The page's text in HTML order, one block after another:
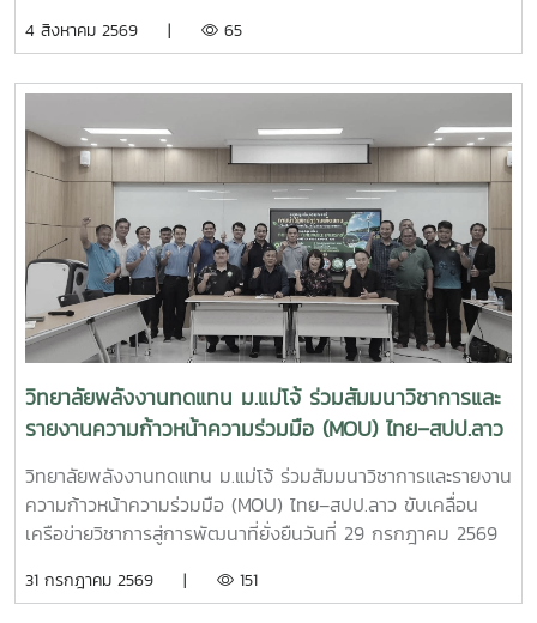
พัฒนาชุมชน การเข้าร่วมประชุมครั้งนี้นับเป็นโอกาสสำคัญในการ
พร้อมแลกเปลี่ยนองค์ความรู้กับเครือข่ายผู้เชี่ยวชาญ ซึ่งสามารถ
นำมาประยุกต์ใช้ในการสนับสนุนพันธกิจของวิทยาลัยพลังงาน
ทดแทน ทั้งด้านการวิจัย การบริการวิชาการ และการถ่ายทอด
เทคโนโลยีสู่ชุมชน เพื่อยกระดับคุณภาพชีวิตของประชาชนและ
สร้างการพัฒนาที่ยั่งยืนวิทยาลัยพลังงานทดแทน มหาวิทยาลัย
แม่โจ้ มุ่งมั่นพัฒนาองค์ความรู้และนวัตกรรมด้านพลังงานและ
เทคโนโลยีที่เหมาะสม เพื่อสร้างผลกระทบเชิงบวกต่อสังคม
ชุมชน และเศรษฐกิจฐานราก พร้อมขับเคลื่อนการพัฒนาประเทศ
สู่ความยั่งยืน
พลังงานทดแทน ร่วมกับ สำนักงานพัฒนาฝีมือแรงงานลำพูน
(Memorandum of Understanding : MOU) ณ ห้องประชุม
รวงผึ้ง ชั้น 5 สำนักงานมหาวิทยาลัย มหาวิทยาลัยแม่โจ้ พิธีลง
นามได้รับเกียรติจาก ผู้ช่วยศาสตราจารย์ ดร.สุริยจรัส เตชะตัน
มีนสกุล รองอธิการบดีมหาวิทยาลัยแม่โจ้ (ผู้แทนอธิการบดี) และ
นายกษิดิจ ทับทิม ผู้อำนวยการสำนักงานพัฒนาฝีมือแรงงาน
ลำพูน เป็นผู้ลงนามร่วมกัน โดยมี ผู้ช่วยศาสตราจารย์ ดร.นิ
กราน หอมดวง คณบดีวิทยาลัยพลังงานทดแทน มหาวิทยาลัยแม่
โจ้และ นายเกรียงศักดิ์ ธรรมวัตร ผู้อำนวยการกลุ่มงานพัฒนา
ฝีมือแรงงาน ร่วมลงนามเป็นพยาน ความร่วมมือในครั้งนี้มีเป้า
หมายในการพัฒนาและปรับปรุงหลักสูตร “การเชื่อมอาร์กโลหะ
อุปกรณ์ทางพลังงานและอุตสาหกรรมด้วยมือ” ให้สอดคล้องกับ
มาตรฐานวิชาชีพและความต้องการของภาคอุตสาหกรรม พร้อม
ทั้งร่วมกันจัดฝึกอบรมและทดสอบมาตรฐานฝีมือแรงงานให้แก่
นักศึกษา แรงงาน และผู้สนใจทั่วไป เพื่อยกระดับทักษะวิชาชีพและ
เพิ่มขีดความสามารถของกำลังคนไทยความร่วมมือครอบคลุม
การดำเนินงานในด้านต่าง ๆ ได้แก่- พัฒนาและปรับปรุงหลักสูตร
ด้านการเชื่อมอาร์กโลหะอุปกรณ์พลังงานและอุตสาหกรรม -
4 สิงหาคม 2569 | 65
วิทยาลัยพลังงานทดแทน ม.แม่โจ้ ร่วมสัมมนาวิชาการและ
รายงานความก้าวหน้าความร่วมมือ (MOU) ไทย–สปป.ลาว
ขับเคลื่อนเครือข่ายวิชาการสู่การพัฒนาที่ยั่งยืน
วิทยาลัยพลังงานทดแทน ม.แม่โจ้ ร่วมสัมมนาวิชาการและรายงาน
ความก้าวหน้าความร่วมมือ (MOU) ไทย–สปป.ลาว ขับเคลื่อน
เครือข่ายวิชาการสู่การพัฒนาที่ยั่งยืนวันที่ 29 กรกฎาคม 2569
ศาสตราจารย์ ดร.นิกราน หอมดวง คณบดีวิทยาลัยพลังงาน
31 กรกฎาคม 2569 | 151